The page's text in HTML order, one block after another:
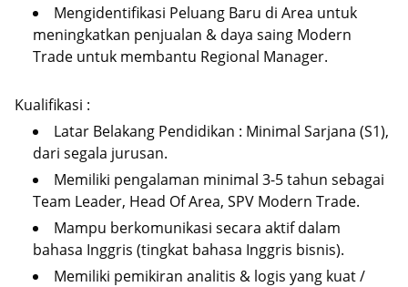
Mengidentifikasi Peluang Baru di Area untuk
meningkatkan penjualan & daya saing Modern
Trade untuk membantu Regional Manager.
Kualifikasi :
Latar Belakang Pendidikan : Minimal Sarjana (S1),
dari segala jurusan.
Memiliki pengalaman minimal 3-5 tahun sebagai
Team Leader, Head Of Area, SPV Modern Trade.
Mampu berkomunikasi secara aktif dalam
bahasa Inggris (tingkat bahasa Inggris bisnis).
Memiliki pemikiran analitis & logis yang kuat /